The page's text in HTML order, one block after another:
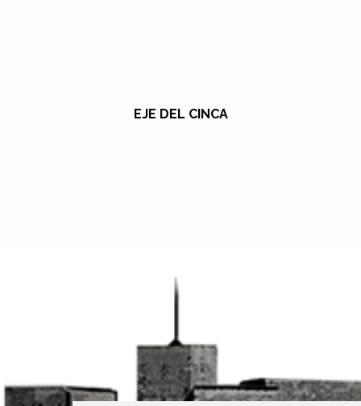
EJE DEL CINCA